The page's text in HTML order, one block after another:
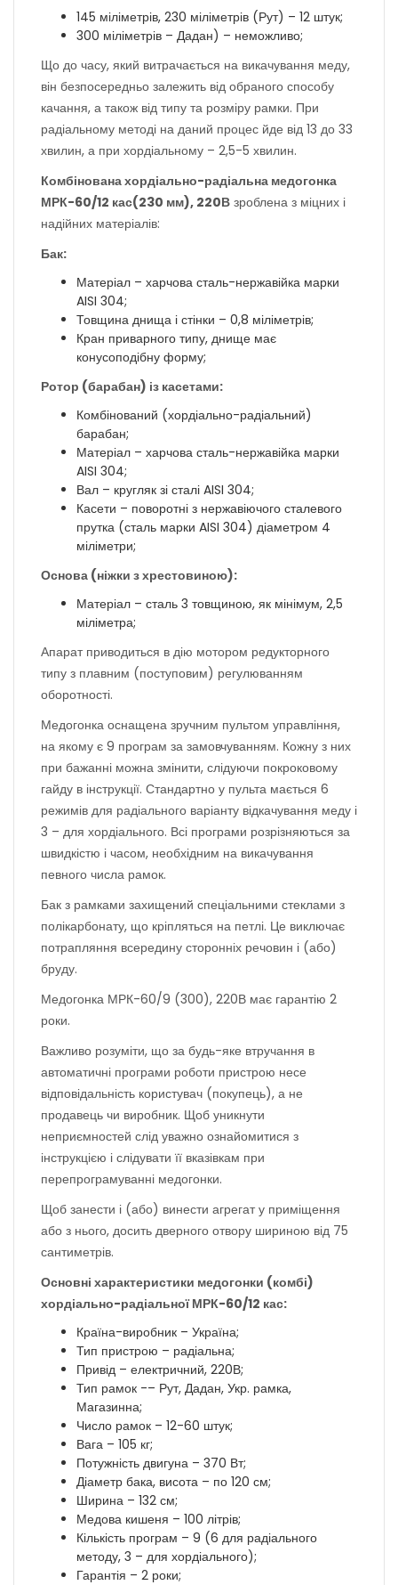
145 міліметрів, 230 міліметрів (Рут) – 12 штук;
300 міліметрів – Дадан) – неможливо;
Що до часу, який витрачається на викачування меду,
він безпосередньо залежить від обраного способу
качання, а також від типу та розміру рамки. При
радіальному методі на даний процес йде від 13 до 33
хвилин, а при хордіальному – 2,5-5 хвилин.
Комбінована хордіально-радіальна медогонка
МРК-60/12 кас(230 мм), 220В зроблена з міцних і
надійних матеріалів:
Бак:
Матеріал – харчова сталь-нержавійка марки
AISI 304;
Товщина днища і стінки – 0,8 міліметрів;
Кран приварного типу, днище має
конусоподібну форму;
Ротор (барабан) із касетами:
Комбінований (хордіально-радіальний)
барабан;
Матеріал – харчова сталь-нержавійка марки
AISI 304;
Вал – кругляк зі сталі AISI 304;
Касети – поворотні з нержавіючого сталевого
прутка (сталь марки AISI 304) діаметром 4
міліметри;
Основа (ніжки з хрестовиною):
Матеріал – сталь 3 товщиною, як мінімум, 2,5
міліметра;
Апарат приводиться в дію мотором редукторного
типу з плавним (поступовим) регулюванням
оборотності.
Медогонка оснащена зручним пультом управління,
на якому є 9 програм за замовчуванням. Кожну з них
при бажанні можна змінити, слідуючи покроковому
гайду в інструкції. Стандартно у пульта мається 6
режимів для радіального варіанту відкачування меду і
3 – для хордіального. Всі програми розрізняються за
швидкістю і часом, необхідним на викачування
певного числа рамок.
Бак з рамками захищений спеціальними стеклами з
полікарбонату, що кріпляться на петлі. Це виключає
потрапляння всередину сторонніх речовин і (або)
бруду.
Медогонка МРК-60/9 (300), 220В має гарантію 2
роки.
Важливо розуміти, що за будь-яке втручання в
автоматичні програми роботи пристрою несе
відповідальність користувач (покупець), а не
продавець чи виробник. Щоб уникнути
неприємностей слід уважно ознайомитися з
інструкцією і слідувати її вказівкам при
перепрограмуванні медогонки.
Щоб занести і (або) винести агрегат у приміщення
або з нього, досить дверного отвору шириною від 75
сантиметрів.
Основні характеристики медогонки (комбі)
хордіально-радіальної МРК-60/12 кас:
Країна-виробник – Україна;
Тип пристрою – радіальна;
Привід – електричний, 220В;
Тип рамок -– Рут, Дадан, Укр. рамка,
Магазинна;
Число рамок – 12-60 штук;
Вага – 105 кг;
Потужність двигуна – 370 Вт;
Діаметр бака, висота – по 120 см;
Ширина – 132 см;
Медова кишеня – 100 літрів;
Кількість програм – 9 (6 для радіального
методу, 3 – для хордіального);
Гарантія – 2 роки;